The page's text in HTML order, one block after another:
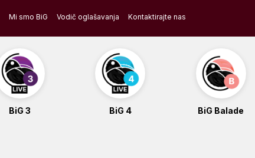
Mi smo BiG Vodič oglašavanja Kontaktirajte nas
BiG 3 BiG 4 BiG Balade